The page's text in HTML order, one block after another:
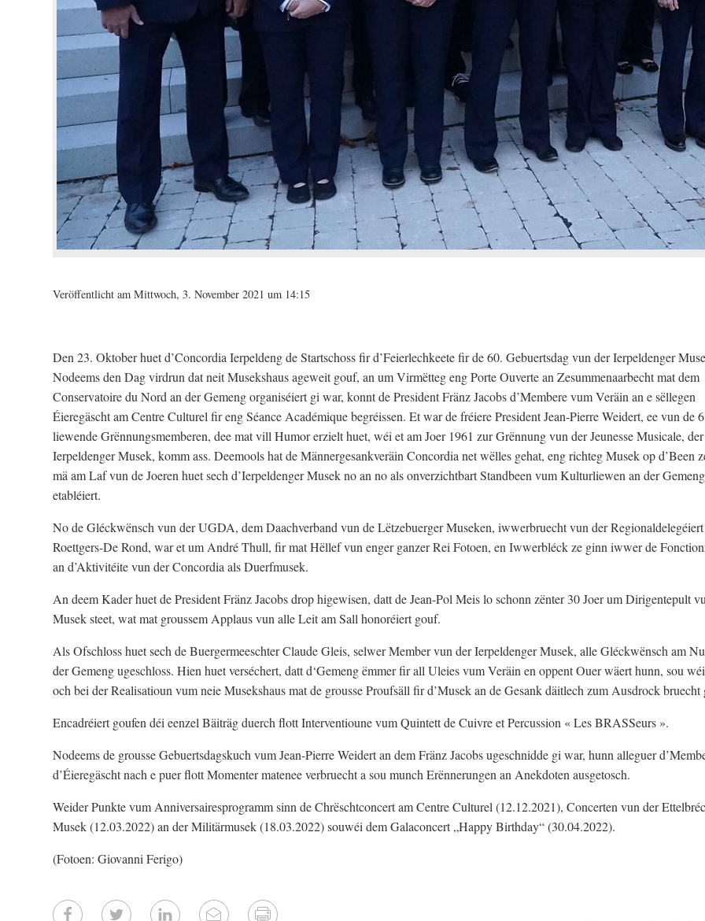
Veröffentlicht am Mittwoch, 3. November 2021 um 14:15
Den 23. Oktober huet d’Concordia Ierpeldeng de Startschoss fir d’Feierlechkeete fir de 60. Gebuertsdag vun der Ierpeldenger
Nodeems den Dag virdrun dat neit Musekshaus ageweit gouf, an um Virmëtteg eng Porte Ouverte an Zesummenaarbecht mat dem
Conservatoire du Nord an der Gemeng organiséiert gi war, konnt de President Fränz Jacobs d’Membere vum Veräin an e sëllegen
Éieregäscht am Centre Culturel fir eng Séance Académique begréissen. Et war de fréiere President Jean-Pierre Weidert, ee vun de
liewende Grënnungsmemberen, dee mat vill Humor erzielt huet, wéi et am Joer 1961 zur Grënnung vun der Jeunesse Musicale,
Ierpeldenger Musek, komm ass. Deemools hat de Männergesankveräin Concordia net wëlles gehat, eng richteg Musek op d’Been
mä am Laf vun de Joeren huet sech d’Ierpeldenger Musek no an no als onverzichtbart Standbeen vum Kulturliewen an der Gemeng
etabléiert.
No de Gléckwënsch vun der UGDA, dem Daachverband vun de Lëtzebuerger Museken, iwwerbruecht vun der
Roettgers-De Rond, war et um André Thull, fir mat Hëllef vun enger ganzer Rei Fotoen, en Iwwerbléck ze ginn iwwer de
an d’Aktivitéite vun der Concordia als Duerfmusek.
An deem Kader huet de President Fränz Jacobs drop higewisen, datt de Jean-Pol Meis lo schonn zënter 30 Joer um Dirigentepult
Musek steet, wat mat groussem Applaus vun alle Leit am Sall honoréiert gouf.
Als Ofschloss huet sech de Buergermeeschter Claude Gleis, selwer Member vun der Ierpeldenger Musek, alle Gléckwënsch am
der Gemeng ugeschloss. Hien huet verséchert, datt d‘Gemeng ëmmer fir all Uleies vum Veräin en oppent Ouer wäert hunn, sou
och bei der Realisatioun vum neie Musekshaus mat de grousse Proufsäll fir d’Musek an de Gesank däitlech zum Ausdrock bruecht
Encadréiert goufen déi eenzel Bäiträg duerch flott Interventioune vum Quintett de Cuivre et Percussion « Les BRASSeurs ».
Nodeems de grousse Gebuertsdagskuch vum Jean-Pierre Weidert an dem Fränz Jacobs ugeschnidde gi war, hunn alleguer
d’Éieregäscht nach e puer flott Momenter matenee verbruecht a sou munch Erënnerungen an Anekdoten ausgetosch.
Weider Punkte vum Anniversairesprogramm sinn de Chrëschtconcert am Centre Culturel (12.12.2021), Concerten vun der
Musek (12.03.2022) an der Militärmusek (18.03.2022) souwéi dem Galaconcert „Happy Birthday“ (30.04.2022).
(Fotoen: Giovanni Ferigo)